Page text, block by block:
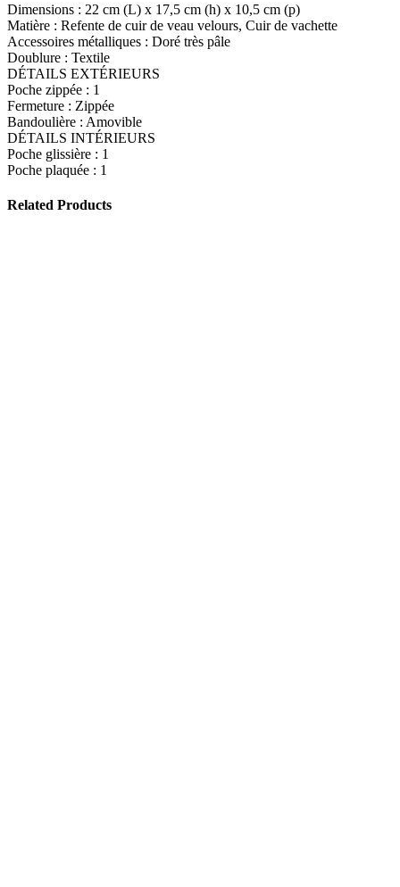
Dimensions : 22 cm (L) x 17,5 cm (h) x 10,5 cm (p)
Matière : Refente de cuir de veau velours, Cuir de vachette
Accessoires métalliques : Doré très pâle
Doublure : Textile
DÉTAILS EXTÉRIEURS
Poche zippée : 1
Fermeture : Zippée
Bandoulière : Amovible
DÉTAILS INTÉRIEURS
Poche glissière : 1
Poche plaquée : 1
Related Products